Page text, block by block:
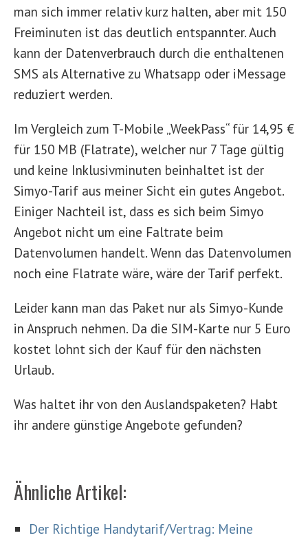
man sich immer relativ kurz halten, aber mit 150
Freiminuten ist das deutlich entspannter. Auch
kann der Datenverbrauch durch die enthaltenen
SMS als Alternative zu Whatsapp oder iMessage
reduziert werden.
Im Vergleich zum T-Mobile „WeekPass“ für 14,95 €
für 150 MB (Flatrate), welcher nur 7 Tage gültig
und keine Inklusivminuten beinhaltet ist der
Simyo-Tarif aus meiner Sicht ein gutes Angebot.
Einiger Nachteil ist, dass es sich beim Simyo
Angebot nicht um eine Faltrate beim
Datenvolumen handelt. Wenn das Datenvolumen
noch eine Flatrate wäre, wäre der Tarif perfekt.
Leider kann man das Paket nur als Simyo-Kunde
in Anspruch nehmen. Da die SIM-Karte nur 5 Euro
kostet lohnt sich der Kauf für den nächsten
Urlaub.
Was haltet ihr von den Auslandspaketen? Habt
ihr andere günstige Angebote gefunden?
Ähnliche Artikel:
Der Richtige Handytarif/Vertrag: Meine